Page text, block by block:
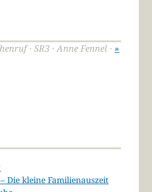
· SR3 · Anne Fennel ·»
Die kleine Familienauszeit